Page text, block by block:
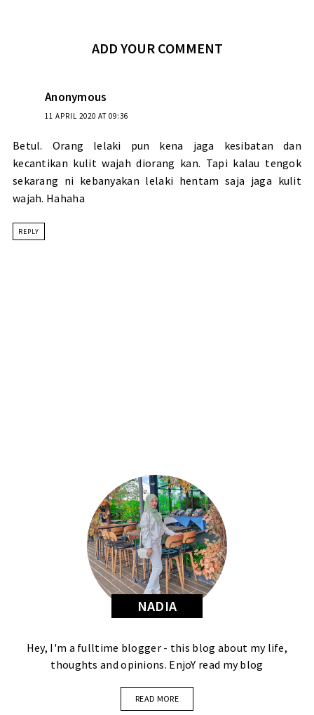
ADD YOUR COMMENT
Anonymous
11 APRIL 2020 AT 09:36
Betul. Orang lelaki pun kena jaga kesibatan dan
kecantikan kulit wajah diorang kan. Tapi kalau tengok
sekarang ni kebanyakan lelaki hentam saja jaga kulit
wajah. Hahaha
REPLY
NADIA
Hey, I'm a fulltime blogger - this blog about my life,
thoughts and opinions. EnjoY read my blog
READ MORE